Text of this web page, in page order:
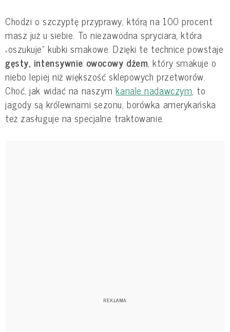
Chodzi o szczyptę przyprawy, którą na 100 procent
masz już u siebie. To niezawodna spryciara, która
„oszukuje” kubki smakowe. Dzięki te technice powstaje
gęsty, intensywnie owocowy dżem, który smakuje o
niebo lepiej niż większość sklepowych przetworów.
Choć, jak widać na naszymkanale nadawczym, to
jagody są królewnami sezonu, borówka amerykańska
też zasługuje na specjalne traktowanie.